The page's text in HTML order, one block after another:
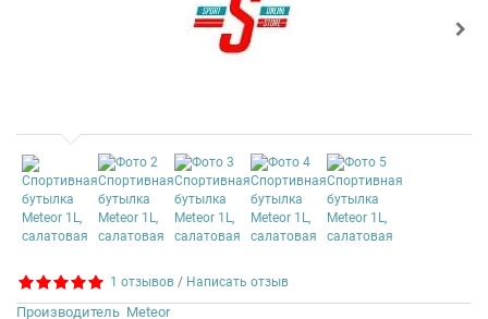
1 отзывов / Написать отзыв
Производитель Meteor